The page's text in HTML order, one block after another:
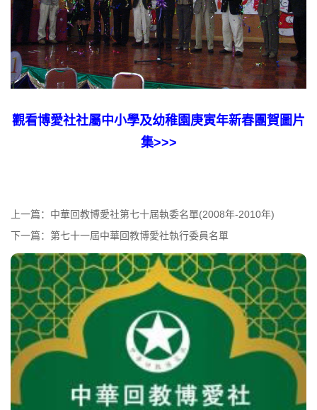
觀看博愛社社屬中小學及幼稚園庚寅年新春團賀圖片
集>>>
上一篇： 中華回教博愛社第七十屆執委名單(2008年-2010年)
下一篇： 第七十一屆中華回教博愛社執行委員名單